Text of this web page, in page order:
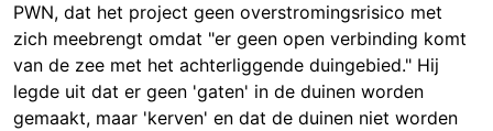
PWN, dat het project geen overstromingsrisico met
zich meebrengt omdat "er geen open verbinding komt
van de zee met het achterliggende duingebied." Hij
legde uit dat er geen 'gaten' in de duinen worden
gemaakt, maar 'kerven' en dat de duinen niet worden